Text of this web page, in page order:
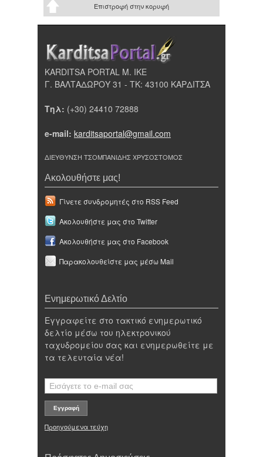
Επιστροφή στην κορυφή
KARDITSA PORTAL Μ. ΙΚΕ
Γ. ΒΑΛΤΑΔΩΡΟΥ 31 - ΤΚ: 43100 ΚΑΡΔΙΤΣΑ
Τηλ: (+30) 24410 72888
e-mail: karditsaportal@gmail.com
ΔΙΕΥΘΥΝΣΗ ΤΣΟΜΠΑΝΙΔΗΣ ΧΡΥΣΟΣΤΟΜΟΣ
Ακολουθήστε μας!
Γίνετε συνδρομητές στο RSS Feed
Ακολουθήστε μας στο Twitter
Ακολουθήστε μας στο Facebook
Παρακολουθείστε μας μέσω Mail
Ενημερωτικό Δελτίο
Εγγραφείτε στο τακτικό ενημερωτικό
δελτίο μέσω του ηλεκτρονικού
ταχυδρομείου σας και ενημερωθείτε με
τα τελευταία νέα!
Προηγούμενα τεύχη